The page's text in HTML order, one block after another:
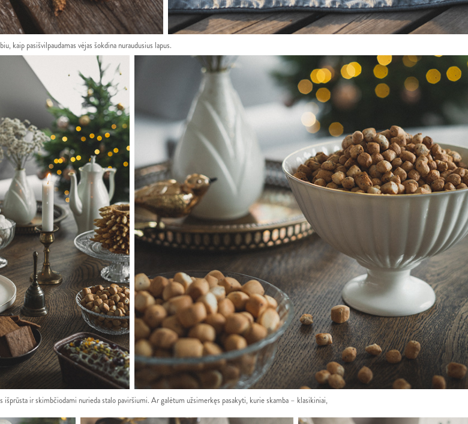
kaip pasišvilpaudamas vėjas šokdina nuraudusius lapus.
išprūsta ir skimbčiodami nurieda stalo paviršiumi. Ar galėtum užsimerkęs pasakyti, kurie skamba – klasikiniai,